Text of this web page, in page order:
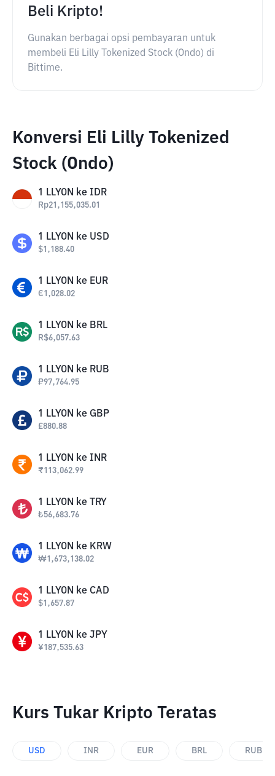
Beli Kripto!
Gunakan berbagai opsi pembayaran untuk
membeli Eli Lilly Tokenized Stock (Ondo) di
Bittime.
Konversi Eli Lilly Tokenized
Stock (Ondo)
1 LLYON ke IDR
Rp21,155,035.01
1 LLYON ke USD
$1,188.40
1 LLYON ke EUR
€1,028.02
1 LLYON ke BRL
R$6,057.63
1 LLYON ke RUB
₽97,764.95
1 LLYON ke GBP
£880.88
1 LLYON ke INR
₹113,062.99
1 LLYON ke TRY
₺56,683.76
1 LLYON ke KRW
₩1,673,138.02
1 LLYON ke CAD
$1,657.87
1 LLYON ke JPY
¥187,535.63
Kurs Tukar Kripto Teratas
USD INR EUR BRL RUB